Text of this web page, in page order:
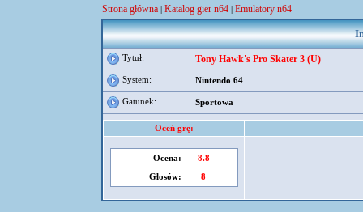
Strona główna | Katalog gier n64 | Emulatory n64
Tytuł: Tony Hawk's Pro Skater 3 (U)
System: Nintendo 64
Gatunek: Sportowa
Oceń grę:
Ocena:
8.8
Głosów:
8